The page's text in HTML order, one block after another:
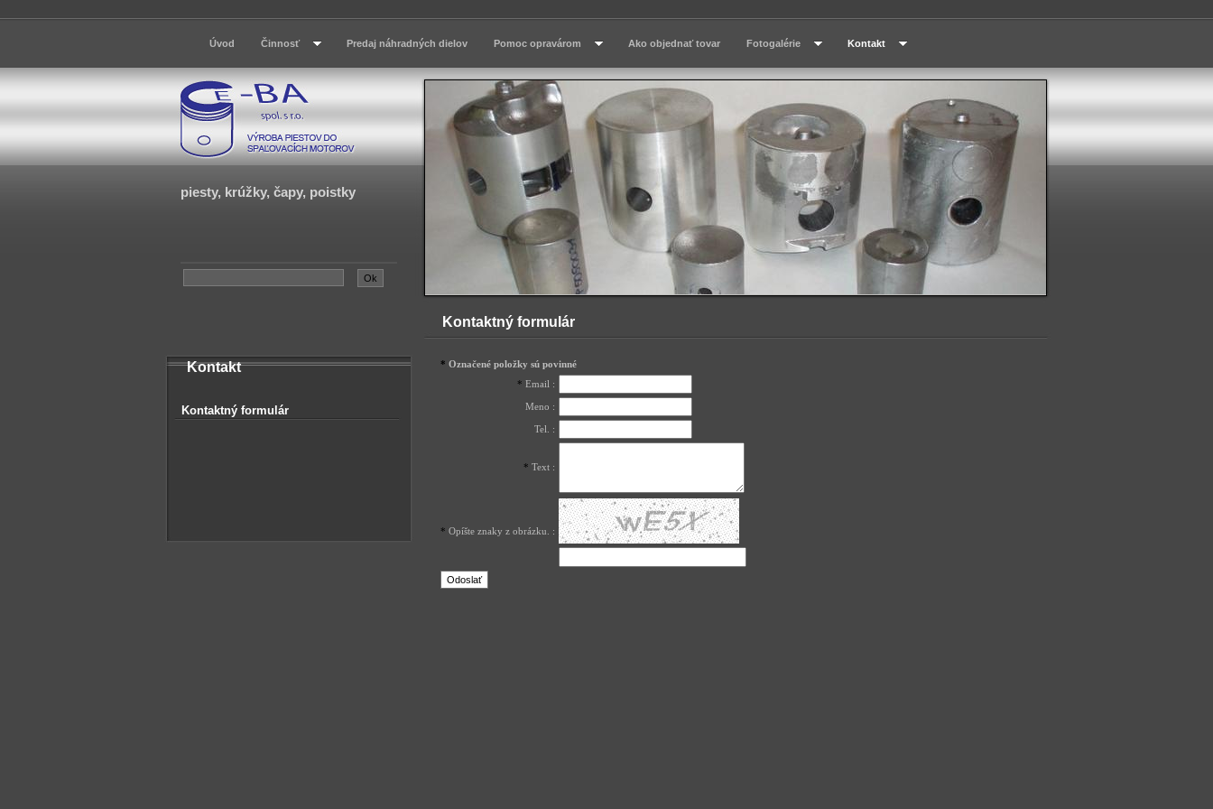
Kontaktný formulár
Úvod Činnosť Predaj náhradných dielov Pomoc opravárom Ako objednať tovar Fotogalérie Kontakt
piesty, krúžky, čapy, poistky
Kontakt
Kontaktný formulár
* Označené položky sú povinné
* Email :
Meno :
Tel. :
* Text :
* Opíšte znaky z obrázku. :